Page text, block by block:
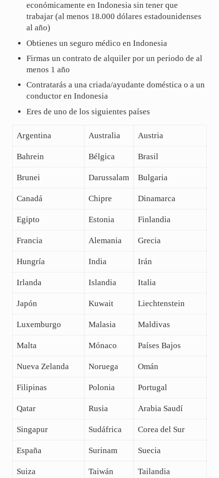
económicamente en Indonesia sin tener que
trabajar (al menos 18.000 dólares estadounidenses
al año)
Obtienes un seguro médico en Indonesia
Firmas un contrato de alquiler por un periodo de al
menos 1 año
Contratarás a una criada/ayudante doméstica o a un
conductor en Indonesia
Eres de uno de los siguientes países
Argentina Australia Austria
Bahrein Bélgica Brasil
Brunei Darussalam Bulgaria
Canadá Chipre Dinamarca
Egipto Estonia Finlandia
Francia Alemania Grecia
Hungría India Irán
Irlanda Islandia Italia
Japón Kuwait Liechtenstein
Luxemburgo Malasia Maldivas
Malta Mónaco Países Bajos
Nueva Zelanda Noruega Omán
Filipinas Polonia Portugal
Qatar Rusia Arabia Saudí
Singapur Sudáfrica Corea del Sur
España Surinam Suecia
Suiza Taiwán Tailandia